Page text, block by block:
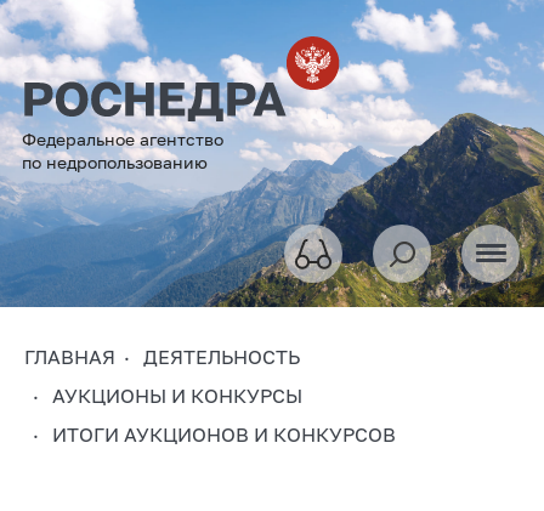
Федеральное агентство
по недропользованию
ГЛАВНАЯ
ДЕЯТЕЛЬНОСТЬ
АУКЦИОНЫ И КОНКУРСЫ
ИТОГИ АУКЦИОНОВ И КОНКУРСОВ